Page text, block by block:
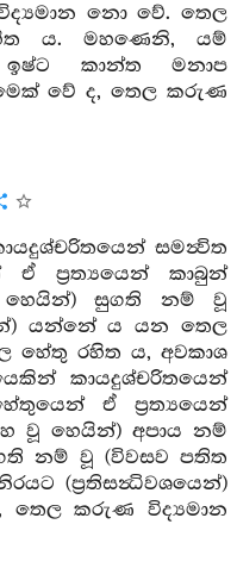
නො වේ. තෙල
ය. මහණෙනි, යම්
ඉෂ්ට කාන්ත මනාප
වේ ද, තෙල කරුණ
සමන්‍විත
ප්‍රත්‍යයෙන් කාබුන්
සුගති නම් වූ
යන්නේ ය යන තෙල
හේතු රහිත ය, අවකාශ
කායදුශ්චරිතයෙන්
ඒ ප්‍රත්‍යයෙන්
වූ හෙයින්) අපාය නම්
නම් වූ (විවසව පතිත
(ප්‍රතිසන්‍ධිවශයෙන්)
කරුණ විද්‍යමාන